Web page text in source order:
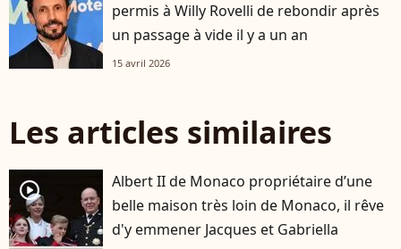
permis à Willy Rovelli de rebondir après
un passage à vide il y a un an
15 avril 2026
Les articles similaires
player2
Albert II de Monaco propriétaire d’une
belle maison très loin de Monaco, il rêve
d'y emmener Jacques et Gabriella